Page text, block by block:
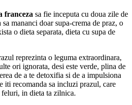
franceza sa fie inceputa cu doua zile de
mananci doar supa-crema de praz, o
o dieta separata, dieta cu supa de
reprezinta o leguma extraordinara,
ori ignorata, desi este verde, plina de
de a te detoxifia si de a impulsiona
iti recomanda sa incluzi prazul, care
in dieta ta zilnica.